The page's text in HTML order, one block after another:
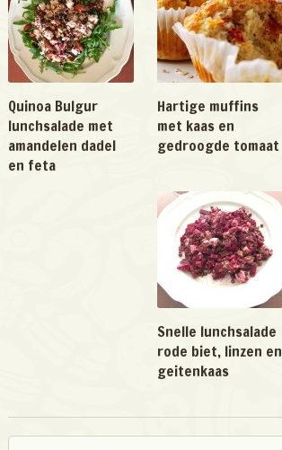
Quinoa Bulgur
lunchsalade met
amandelen dadel
en feta
Hartige muffins
met kaas en
gedroogde tomaat
Snelle lunchsalade
rode biet, linzen en
geitenkaas